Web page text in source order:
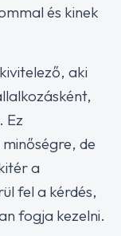
és kinek
aki
Ez
de
a
fel a kérdés,
fogja kezelni.